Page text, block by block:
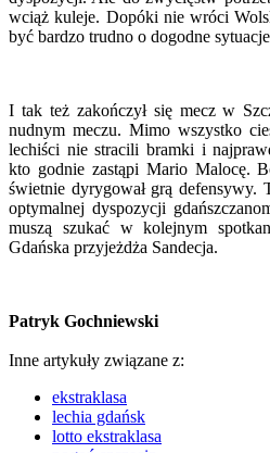
wciąż kuleje. Dopóki nie wróci
być bardzo trudno o dogodne
I tak też zakończył się mecz w
nudnym meczu. Mimo wszystko
lechiści nie stracili bramki i
kto godnie zastąpi Mario Malocę.
świetnie dyrygował grą
optymalnej dyspozycji
muszą szukać w kolejnym
Gdańska przyjeżdża Sandecja.
Patryk Gochniewski
Inne artykuły związane z:
ekstraklasa
lechia gdańsk
lotto ekstraklasa